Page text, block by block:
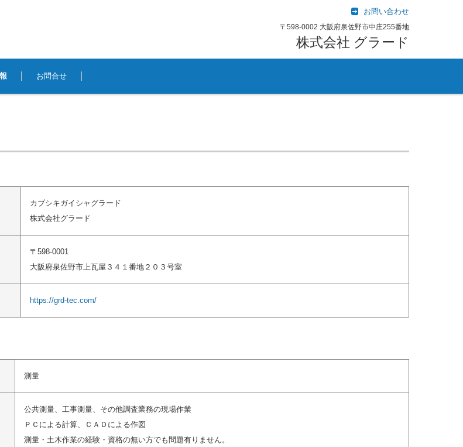
お問い合わせ
〒598-0002 大阪府泉佐野市中庄255番地
株式会社 グラード
お問合せ
カブシキガイシャグラード
株式会社グラード
〒598-0001
大阪府泉佐野市上瓦屋３４１番地２０３号室
https://grd-tec.com/
測量
公共測量、工事測量、その他調査業務の現場作業
ＰＣによる計算、ＣＡＤによる作図
測量・土木作業の経験・資格の無い方でも問題有りません。